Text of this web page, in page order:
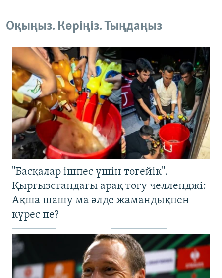
Оқыңыз. Көріңіз. Тыңдаңыз
"Басқалар ішпес үшін төгейік".
Қырғызстандағы арақ төгу челленджі:
Ақша шашу ма әлде жамандықпен
күрес пе?